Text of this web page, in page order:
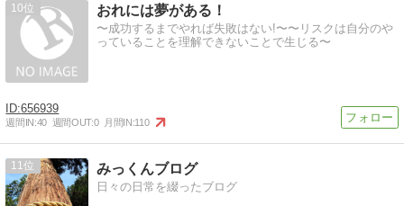
10 おれには夢がある！
〜成功するまでやれば失敗はない!〜〜リスクは自分のや
っていることを理解できないことで生じる〜
656939
週間IN:40 週間OUT:0 月間IN:110
11 みっくんブログ
日々の日常を綴ったブログ